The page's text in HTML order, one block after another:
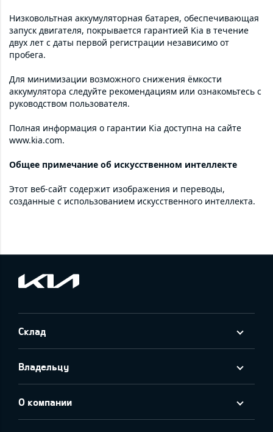
Низковольтная аккумуляторная батарея, обеспечивающая
запуск двигателя, покрывается гарантией Kia в течение
двух лет с даты первой регистрации независимо от
пробега.
Для минимизации возможного снижения ёмкости
аккумулятора следуйте рекомендациям или ознакомьтесь с
руководством пользователя.
Полная информация о гарантии Kia доступна на сайте
www.kia.com.
Общее примечание об искусственном интеллекте
Этот веб-сайт содержит изображения и переводы,
созданные с использованием искусственного интеллекта.
Склад
Владельцу
О компании